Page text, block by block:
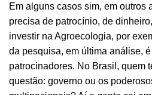
Em alguns casos sim, em outros
precisa de patrocínio, de
investir na Agroecologia, por
da pesquisa, em última análise,
patrocinadores. No Brasil, quem
questão: governo ou os